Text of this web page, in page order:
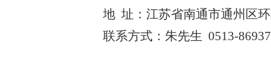
地 址：江苏省南通市通州区
联系方式： 朱先生 0513-